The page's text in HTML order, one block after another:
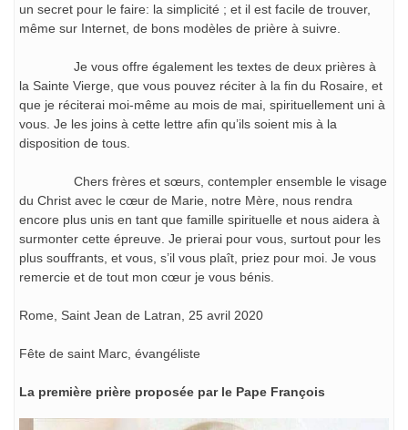
un secret pour le faire: la simplicité ; et il est facile de trouver,
même sur Internet, de bons modèles de prière à suivre.
Je vous offre également les textes de deux prières à
la Sainte Vierge, que vous pouvez réciter à la fin du Rosaire, et
que je réciterai moi-même au mois de mai, spirituellement uni à
vous. Je les joins à cette lettre afin qu’ils soient mis à la
disposition de tous.
Chers frères et sœurs, contempler ensemble le visage
du Christ avec le cœur de Marie, notre Mère, nous rendra
encore plus unis en tant que famille spirituelle et nous aidera à
surmonter cette épreuve. Je prierai pour vous, surtout pour les
plus souffrants, et vous, s’il vous plaît, priez pour moi. Je vous
remercie et de tout mon cœur je vous bénis.
Rome, Saint Jean de Latran, 25 avril 2020
Fête de saint Marc, évangéliste
La première prière proposée par le Pape François